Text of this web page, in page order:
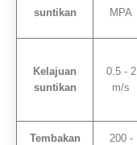
suntikan
MPA
Kelajuan
suntikan
0.5 - 2
m/s
Tembakan
200 -